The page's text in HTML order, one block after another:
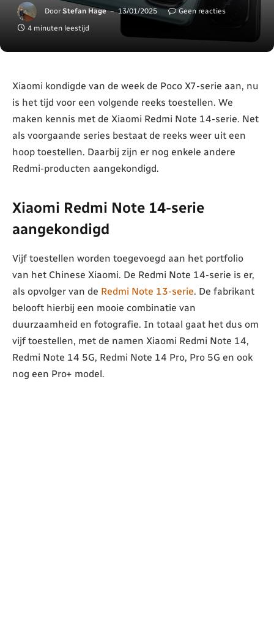
Door Stefan Hage 13/01/2025
Geen reacties
4 minuten leestijd
Xiaomi kondigde van de week de Poco X7-serie aan, nu
is het tijd voor een volgende reeks toestellen. We
maken kennis met de Xiaomi Redmi Note 14-serie. Net
als voorgaande series bestaat de reeks weer uit een
hoop toestellen. Daarbij zijn er nog enkele andere
Redmi-producten aangekondigd.
Xiaomi Redmi Note 14-serie
aangekondigd
Vijf toestellen worden toegevoegd aan het portfolio
van het Chinese Xiaomi. De Redmi Note 14-serie is er,
als opvolger van de Redmi Note 13-serie. De fabrikant
belooft hierbij een mooie combinatie van
duurzaamheid en fotografie. In totaal gaat het dus om
vijf toestellen, met de namen Xiaomi Redmi Note 14,
Redmi Note 14 5G, Redmi Note 14 Pro, Pro 5G en ook
nog een Pro+ model.